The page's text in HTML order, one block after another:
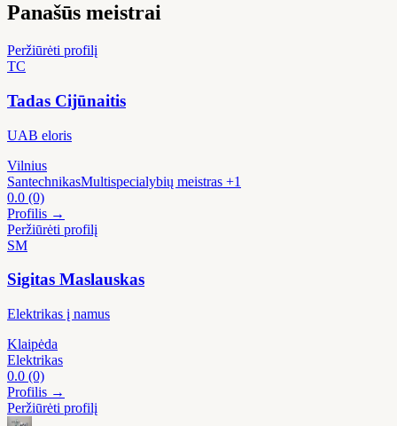
Panašūs meistrai
Peržiūrėti profilį
TC
Tadas Cijūnaitis
UAB eloris
Vilnius
SantechnikasMultispecialybių meistras +1
0.0 (0)
Profilis →
Peržiūrėti profilį
SM
Sigitas Maslauskas
Elektrikas į namus
Klaipėda
Elektrikas
0.0 (0)
Profilis →
Peržiūrėti profilį